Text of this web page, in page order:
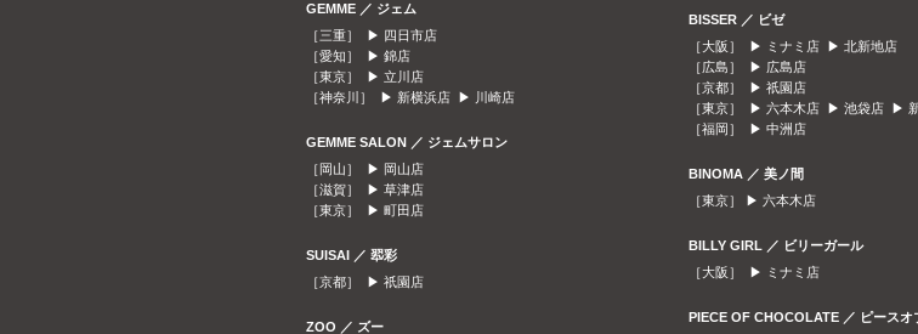
GEMME ／ ジェム
［三重］ ▶ 四日市店
［愛知］ ▶ 錦店
［東京］ ▶ 立川店
［神奈川］ ▶ 新横浜店 ▶ 川崎店
GEMME SALON ／ ジェムサロン
［岡山］ ▶ 岡山店
［滋賀］ ▶ 草津店
［東京］ ▶ 町田店
SUISAI ／ 翆彩
［京都］ ▶ 祇園店
ZOO ／ ズー
BISSER ／ ビゼ
［大阪］ ▶
ミナミ店 ▶ 北新地店
［広島］ ▶ 広島店
［京都］ ▶ 祇園店
［東京］ ▶ 六本木店 ▶ 池袋店 ▶
［福岡］ ▶ 中洲店
BINOMA ／ 美ノ間
［東京］ ▶ 六本木店
BILLY GIRL ／ ビリーガール
［大阪］ ▶
ミナミ店
PIECE OF CHOCOLATE ／ ピースオ